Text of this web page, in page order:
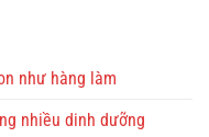
như hàng làm
nhiều dinh dưỡng